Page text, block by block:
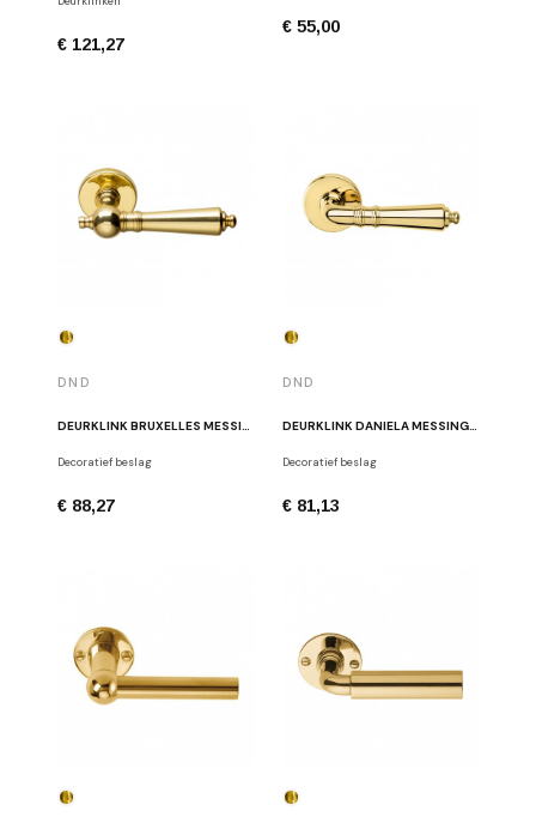
€ 121,27
€ 55,00
DND
Decoratief beslag
€ 88,27
DND
DEURKLINK DANIELA MESSING GEPOLIJST
Decoratief beslag
€ 81,13